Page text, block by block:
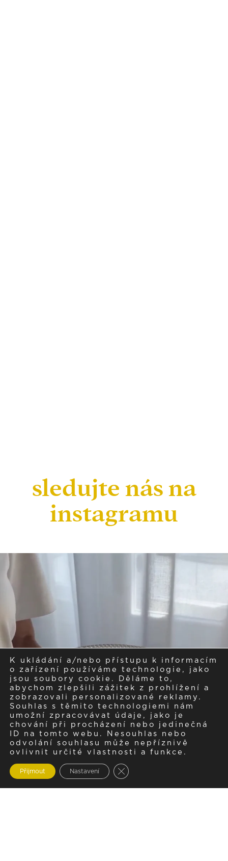
sledujte nás na
instagramu
K ukládání a/nebo přístupu k informacím
o zařízení používáme technologie, jako
jsou soubory cookie. Děláme to,
abychom zlepšili zážitek z prohlížení a
zobrazovali personalizované reklamy.
Souhlas s těmito technologiemi nám
umožní zpracovávat údaje, jako je
chování při procházení nebo jedinečná
ID na tomto webu. Nesouhlas nebo
odvolání souhlasu může nepříznivě
ovlivnit určité vlastnosti a funkce.
Přijmout Nastavení Zavřít cookie lištu GDPR